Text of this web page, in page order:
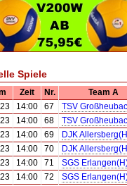
Spiele
Zeit Nr.
Team A
14:00 67
TSV
14:00 68
TSV
14:00 69
DJK
14:00 70
DJK
14:00 71
SGS
14:00 72 SGS